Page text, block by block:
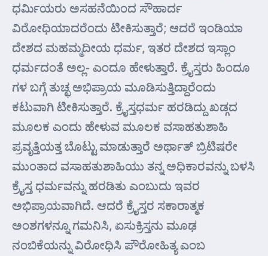
ಧರ್ಮಿಯರು ಅಸಹನೆಯಿಂದ ಸೌಹಾರ್ದ
ವಿರೋಧಿಯಾದರೆಂದು ಟೀಕಿಸುತ್ತಾರೆ; ಆದರೆ ಇಂಡಿಯಾ
ದೇಶದ ಮಹಮ್ಮದೀಯ ಧರ್ಮ, ಇತರ ದೇಶದ ಇಸ್ಲಾಂ
ಧರ್ಮದಂತೆ ಅಲ್ಲ- ಎಂದೂ ಹೇಳುತ್ತಾರೆ. ಕ್ರೈಸ್ತರು ಹಿಂದೂ
ಗಳ ಬಗ್ಗೆ ತುಚ್ಛ ಅಭಿಪ್ರಾಯ ಮೂಡಿಸುತ್ತಿದ್ದಾರೆಂದು
ಕಟುವಾಗಿ ಟೀಕಿಸುತ್ತಾರೆ. ಕ್ರೈಸ್ತಧರ್ಮ ಹರಡಿದ್ದು ಖಡ್ಗದ
ಮೂಲಕ ಎಂದು ಹೇಳುವ ಮೂಲಕ ವಸಾಹತುಶಾಹಿ
ಪ್ರವೃತ್ತಿಯತ್ತ ಬೊಟ್ಟು ಮಾಡುತ್ತಾರೆ ಅರ್ಥಾತ್ ಬ್ರಿಟಿಷರೇ
ಮುಂತಾದ ವಸಾಹತುಶಾಹಿಯು ತನ್ನ ಅಧಿಕಾರವನ್ನು ಬಳಸಿ
ಕ್ರೈಸ್ತ ಧರ್ಮವನ್ನು ಹರಡಿತು ಎಂಬುದು ಇವರ
ಅಭಿಪ್ರಾಯವಾಗಿದೆ. ಆದರೆ ಕ್ರೈಸ್ತರ ಸಕಾರಾತ್ಮಕ
ಅಂಶಗಳನ್ನೂ ಗಮನಿಸಿ, ಏಸುಕ್ರಿಸ್ತನು ಮೂಢ
ನಂಬಿಕೆಯನ್ನು ವಿರೋಧಿಸಿ ಪೌರೋಹಿತ್ಯ ಎಂಬ